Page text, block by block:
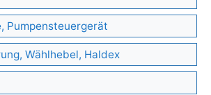
Pumpensteuergerät
Wählhebel, Haldex